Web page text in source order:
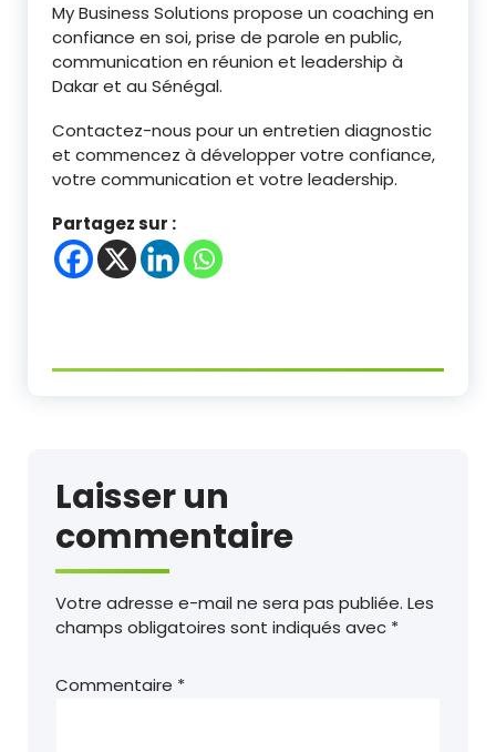
My Business Solutions propose un coaching en
confiance en soi, prise de parole en public,
communication en réunion et leadership à
Dakar et au Sénégal.
Contactez-nous pour un entretien diagnostic
et commencez à développer votre confiance,
votre communication et votre leadership.
Partagez sur :
Laisser un
commentaire
Votre adresse e-mail ne sera pas publiée. Les
champs obligatoires sont indiqués avec *
Commentaire *